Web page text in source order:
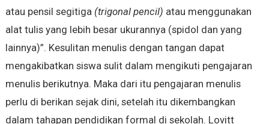
atau pensil segitiga (trigonal pencil) atau menggunakan
alat tulis yang lebih besar ukurannya (spidol dan yang
lainnya)”. Kesulitan menulis dengan tangan dapat
mengakibatkan siswa sulit dalam mengikuti pengajaran
menulis berikutnya. Maka dari itu pengajaran menulis
perlu di berikan sejak dini, setelah itu dikembangkan
dalam tahapan pendidikan formal di sekolah. Lovitt